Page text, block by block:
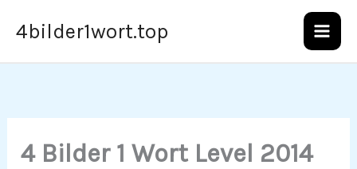
Inhalt
4bilder1wort.top
4 Bilder 1 Wort Level 2014